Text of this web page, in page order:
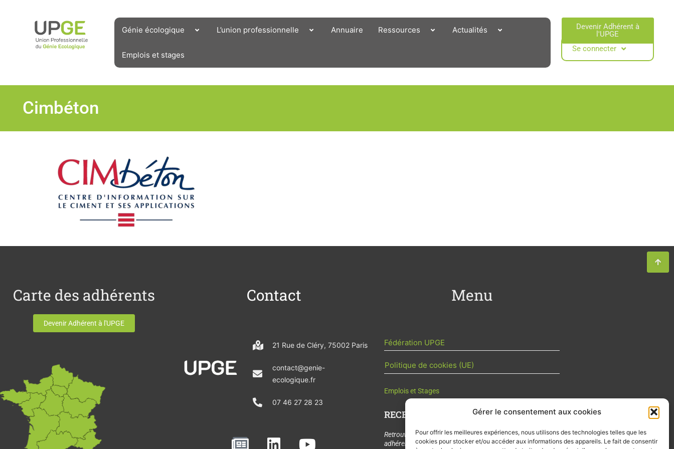
Gérer le consentement aux cookies
Pour offrir les meilleures expériences, nous utilisons des technologies telles que les
cookies pour stocker et/ou accéder aux informations des appareils. Le fait de consentir
Génie écologique L’union professionnelle Annuaire Ressources Actualités
Emplois et stages
Devenir Adhérent à
l'UPGE​
Se connecter
Cimbéton
Carte des adhérents
Devenir Adhérent à l'UPGE
Contact
21 Rue de Cléry, 75002 Paris
contact@genie-
ecologique.fr
07 46 27 28 23
N
L
Y
Menu
Fédération UPGE
Politique de cookies (UE)
Emplois et Stages
RECEVOIR L'ACTU DE LA FILIÈRE
Retrouvez tous les mois les articles terrain de nos
adhérents, les rendez-vous importants de la filière, nos